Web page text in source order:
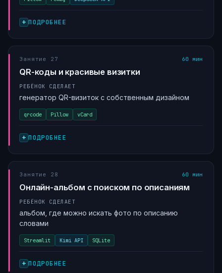
ПОДРОБНЕЕ
Занятие 27 60 мин
QR-коды и красивые визитки
РЕБЁНОК СДЕЛАЕТ
генератор QR-визиток с собственным дизайном
qrcode Pillow vCard
ПОДРОБНЕЕ
Занятие 28 60 мин
Онлайн-альбом с поиском по описаниям
РЕБЁНОК СДЕЛАЕТ
альбом, где можно искать фото по описанию
словами
Streamlit Kimi API SQLite
ПОДРОБНЕЕ